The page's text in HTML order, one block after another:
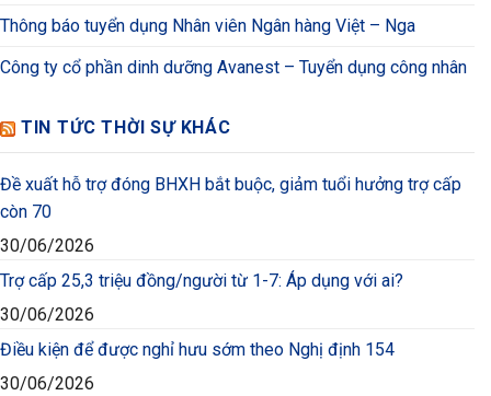
Thông báo tuyển dụng Nhân viên Ngân hàng Việt – Nga
Công ty cổ phần dinh dưỡng Avanest – Tuyển dụng công nhân
TIN TỨC THỜI SỰ KHÁC
Đề xuất hỗ trợ đóng BHXH bắt buộc, giảm tuổi hưởng trợ cấp
còn 70
30/06/2026
Trợ cấp 25,3 triệu đồng/người từ 1-7: Áp dụng với ai?
30/06/2026
Điều kiện để được nghỉ hưu sớm theo Nghị định 154
30/06/2026